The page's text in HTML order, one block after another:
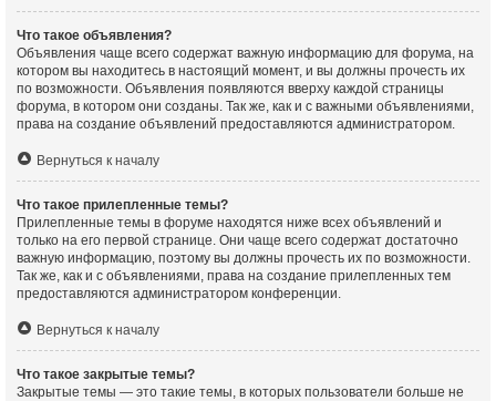
Что такое объявления?
Объявления чаще всего содержат важную информацию для форума, на
котором вы находитесь в настоящий момент, и вы должны прочесть их
по возможности. Объявления появляются вверху каждой страницы
форума, в котором они созданы. Так же, как и с важными объявлениями,
права на создание объявлений предоставляются администратором.
Вернуться к началу
Что такое прилепленные темы?
Прилепленные темы в форуме находятся ниже всех объявлений и
только на его первой странице. Они чаще всего содержат достаточно
важную информацию, поэтому вы должны прочесть их по возможности.
Так же, как и с объявлениями, права на создание прилепленных тем
предоставляются администратором конференции.
Вернуться к началу
Что такое закрытые темы?
Закрытые темы — это такие темы, в которых пользователи больше не